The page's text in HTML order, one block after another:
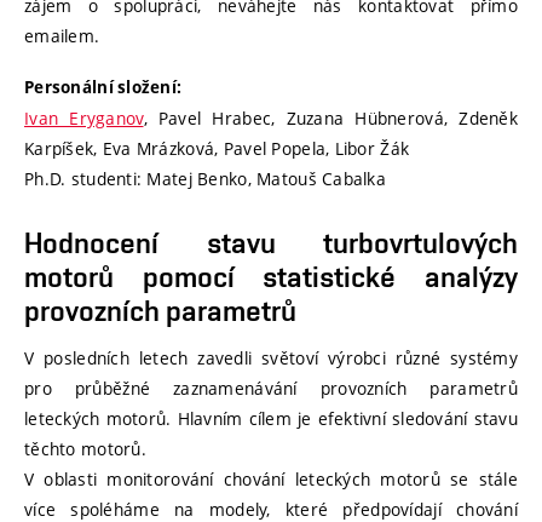
zájem o spolupráci, neváhejte nás kontaktovat přímo
emailem.
Personální složení:
Ivan Eryganov, Pavel Hrabec, Zuzana Hübnerová, Zdeněk
Karpíšek, Eva Mrázková, Pavel Popela, Libor Žák
Ph.D. studenti: Matej Benko, Matouš Cabalka
Hodnocení stavu turbovrtulových
motorů pomocí statistické analýzy
provozních parametrů
V posledních letech zavedli světoví výrobci různé systémy
pro průběžné zaznamenávání provozních parametrů
leteckých motorů. Hlavním cílem je efektivní sledování stavu
těchto motorů.
V oblasti monitorování chování leteckých motorů se stále
více spoléháme na modely, které předpovídají chování